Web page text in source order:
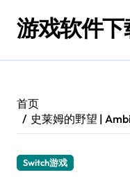
游戏软件下
首页
史莱姆的野望 |
Switch游戏